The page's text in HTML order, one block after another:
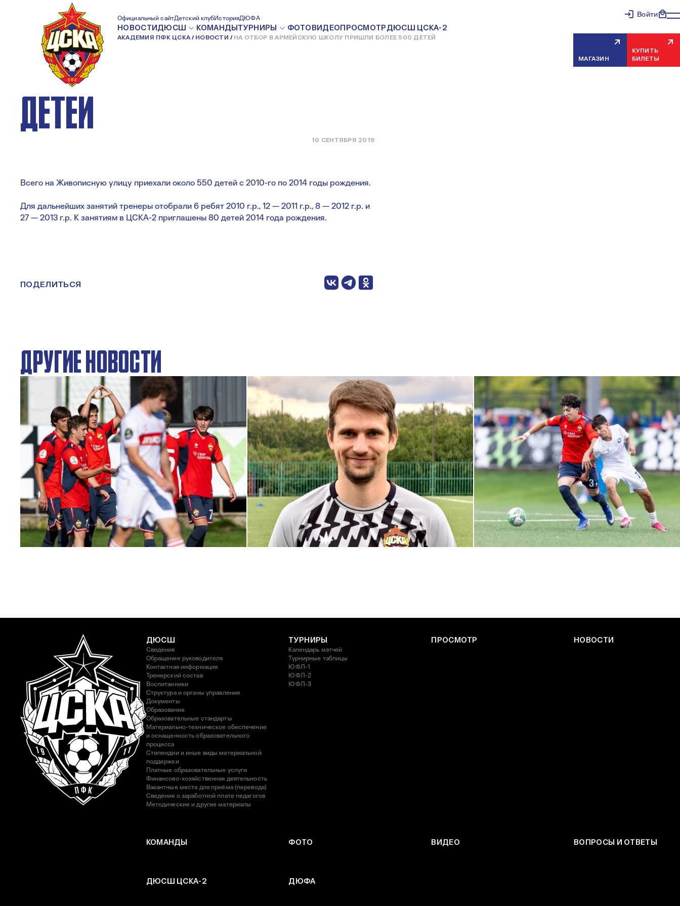
Официальный сайтДетский клубИсторияДЮФА
НОВОСТИДЮСШ КОМАНДЫТУРНИРЫ ФОТОВИДЕОПРОСМОТРДЮСШ ЦСКА-2
АКАДЕМИЯ ПФК ЦСКА НОВОСТИ НА ОТБОР В АРМЕЙСКУЮ ШКОЛУ ПРИШЛИ БОЛЕЕ 500 ДЕТЕЙ
Войти
МАГАЗИН
КУПИТЬ
БИЛЕТЫ
НА ОТБОР В АРМЕЙСКУЮ
ШКОЛУ ПРИШЛИ БОЛЕЕ 500
ДЕТЕЙ
10 СЕНТЯБРЯ 2019
Всего на Живописную улицу приехали около 550 детей с 2010-го по 2014 годы рождения.
Для дальнейших занятий тренеры отобрали 6 ребят 2010 г.р., 12 — 2011 г.р., 8 — 2012 г.р. и
27 — 2013 г.р. К занятиям в ЦСКА-2 приглашены 80 детей 2014 года рождения.
ПОДЕЛИТЬСЯ
ДРУГИЕ НОВОСТИ
ЮФЛ: Московское дерби на «Октябре»
3 АВГУСТА 2026 14:15
С возвращением в родной клуб, Антон Александрович!
27 ИЮЛЯ 2026 14:40
ЮФЛ: Армейцы приняли «Чертаново»
ДЮСШ
Сведения
Обращение руководителя
Контактная информация
Тренерский состав
Воспитанники
Структура и органы управления
Документы
Образование
Образовательные стандарты
Материально-техническое обеспечение
и оснащенность образовательного
процесса
Стипендии и иные виды материальной
поддержки
Платные образовательные услуги
Финансово-хозяйственная деятельность
Вакантные места для приёма (перевода)
Сведения о заработной плате педагогов
Методические и другие материалы
ТУРНИРЫ
Календарь матчей
Турнирные таблицы
ЮФЛ-1
ЮФЛ-2
ЮФЛ-3
ПРОСМОТР НОВОСТИ
КОМАНДЫ ФОТО ВИДЕО ВОПРОСЫ И ОТВЕТЫ
ДЮСШ ЦСКА-2 ДЮФА